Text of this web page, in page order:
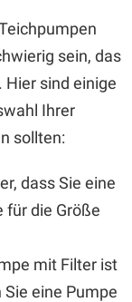
sein, das
sind einige
Ihrer
sollten:
dass Sie eine
für die Größe
mit Filter ist
eine Pumpe